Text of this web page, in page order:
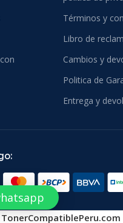
Términos y
Libro de
Cambios y
Politica de
Entrega y
TonerCompatiblePeru.com